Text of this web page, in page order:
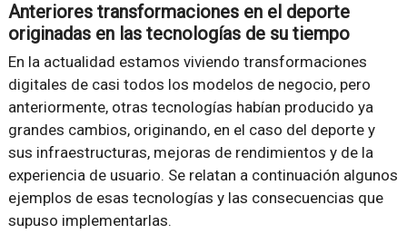
Anteriores transformaciones en el deporte
originadas en las tecnologías de su tiempo
En la actualidad estamos viviendo transformaciones
digitales de casi todos los modelos de negocio, pero
anteriormente, otras tecnologías habían producido ya
grandes cambios, originando, en el caso del deporte y
sus infraestructuras, mejoras de rendimientos y de la
experiencia de usuario. Se relatan a continuación algunos
ejemplos de esas tecnologías y las consecuencias que
supuso implementarlas.